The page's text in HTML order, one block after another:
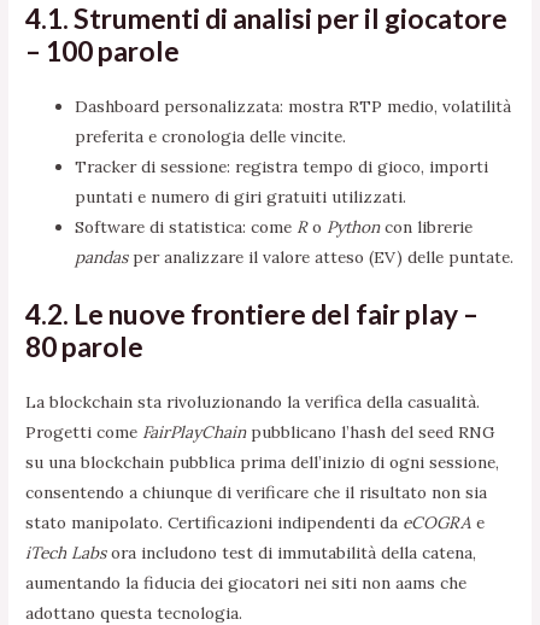
4.1. Strumenti di analisi per il giocatore
– 100 parole
Dashboard personalizzata: mostra RTP medio, volatilità
preferita e cronologia delle vincite.
Tracker di sessione: registra tempo di gioco, importi
puntati e numero di giri gratuiti utilizzati.
Software di statistica: come Ro Pythoncon librerie
pandasper analizzare il valore atteso (EV) delle puntate.
4.2. Le nuove frontiere del fair play –
80 parole
La blockchain sta rivoluzionando la verifica della casualità.
Progetti come FairPlayChainpubblicano l’hash del seed RNG
su una blockchain pubblica prima dell’inizio di ogni sessione,
consentendo a chiunque di verificare che il risultato non sia
stato manipolato. Certificazioni indipendenti da eCOGRA e
iTech Labsora includono test di immutabilità della catena,
aumentando la fiducia dei giocatori nei siti non aams che
adottano questa tecnologia.